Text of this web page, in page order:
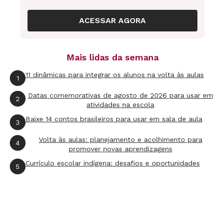
Livros Digitais
programa permite escolher quatro layouts,
adicionando fotos, ilustrações e textos,
despertando as crianças para o
desenvolvimento da leitura e da escrita ao
interagirem com a ferramenta.
Cord Org
ACESSAR AGORA
Mais lidas da semana
1 11 dinâmicas para integrar os alunos na volta às aulas
2
Datas comemorativas de agosto de 2026 para usar em
atividades na escola
3 Baixe 14 contos brasileiros para usar em sala de aula
4
Volta às aulas: planejamento e acolhimento para
promover novas aprendizagens
5 Currículo escolar indígena: desafios e oportunidades